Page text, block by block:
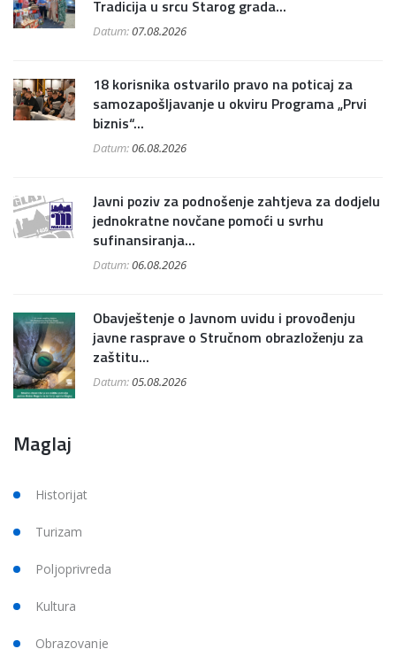
Tradicija u srcu Starog grada...
Datum:07.08.2026
18 korisnika ostvarilo pravo na poticaj za
samozapošljavanje u okviru Programa „Prvi
biznis“...
Datum:06.08.2026
Javni poziv za podnošenje zahtjeva za dodjelu
jednokratne novčane pomoći u svrhu
sufinansiranja...
Datum:06.08.2026
Obavještenje o Javnom uvidu i provođenju
javne rasprave o Stručnom obrazloženju za
zaštitu...
Datum:05.08.2026
Maglaj
Historijat
Turizam
Poljoprivreda
Kultura
Obrazovanje